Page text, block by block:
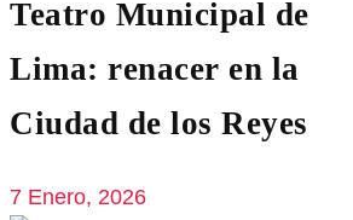
Teatro Municipal de
Lima: renacer en la
Ciudad de los Reyes
7 Enero, 2026